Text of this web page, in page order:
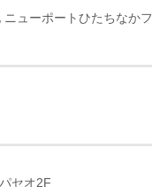
ューポートひたちなかフ
セオ2F